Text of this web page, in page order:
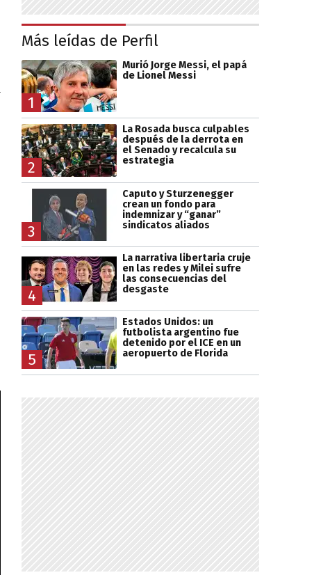
Más leídas de Perfil
1
Murió Jorge Messi, el papá
de Lionel Messi
2
La Rosada busca culpables
después de la derrota en
el Senado y recalcula su
estrategia
3
Caputo y Sturzenegger
crean un fondo para
indemnizar y “ganar”
sindicatos aliados
4
La narrativa libertaria cruje
en las redes y Milei sufre
las consecuencias del
desgaste
5
Estados Unidos: un
futbolista argentino fue
detenido por el ICE en un
aeropuerto de Florida